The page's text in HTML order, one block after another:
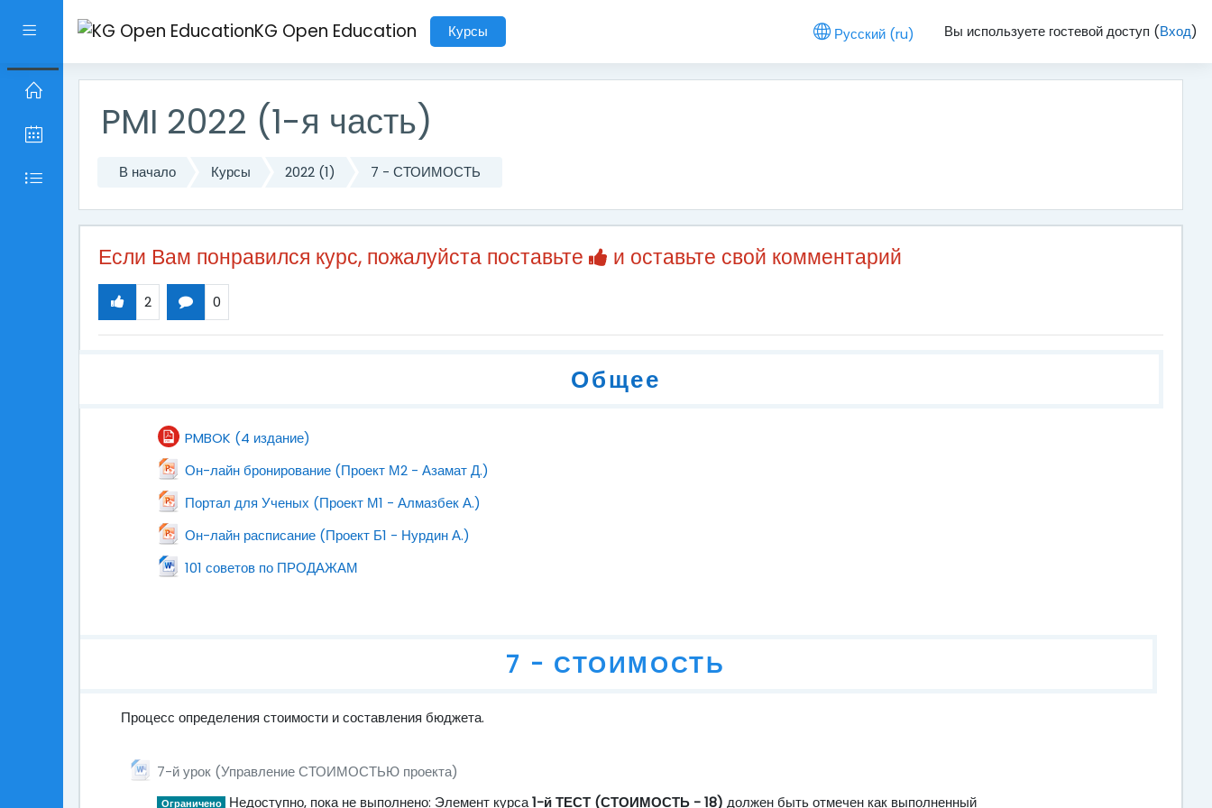
Боковая панель KG Open Education Курсы Русский ‎(ru)‎ Вы используете гостевой доступ (Вход)
PMI 2022 (1-я часть)
В начало Курсы 2022 (1) 7 - СТОИМОСТЬ
Если Вам понравился курс, пожалуйста поставьте и оставьте свой комментарий
2 0
Общее
PMBOK (4 издание)
Файл
Он-лайн бронирование (Проект М2 - Азамат Д.)
Файл
Портал для Ученых (Проект М1 - Алмазбек А.)
Файл
Он-лайн расписание (Проект Б1 - Нурдин А.)
Файл
101 советов по ПРОДАЖАМ
Файл
7 - СТОИМОСТЬ
Процесс определения стоимости и составления бюджета.
7-й урок (Управление СТОИМОСТЬЮ проекта)
Ограничено Недоступно, пока не выполнено: Элемент курса1-й ТЕСТ (СТОИМОСТЬ - 18) должен быть отмечен как выполненный